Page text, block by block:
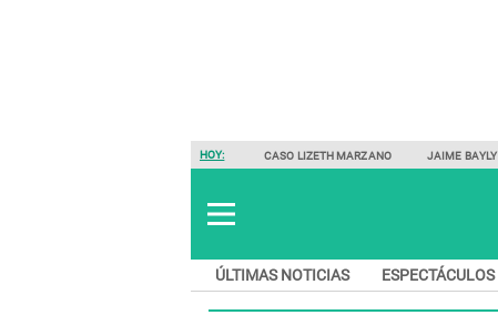
HOY: CASO LIZETH MARZANO JAIME BAYLY
ÚLTIMAS NOTICIAS ESPECTÁCULOS